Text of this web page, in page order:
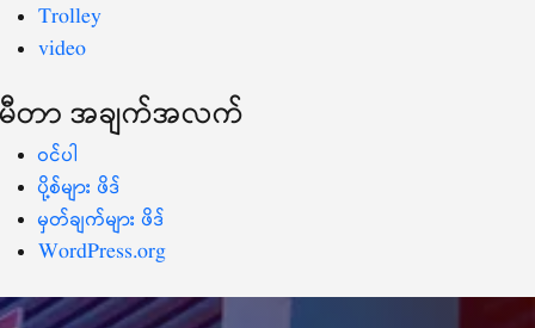
Trolley
video
မီတာ အချက်အလက်
ဝင်ပါ
ပို့စ်များ ဖိဒ်
မှတ်ချက်များ ဖိဒ်
WordPress.org